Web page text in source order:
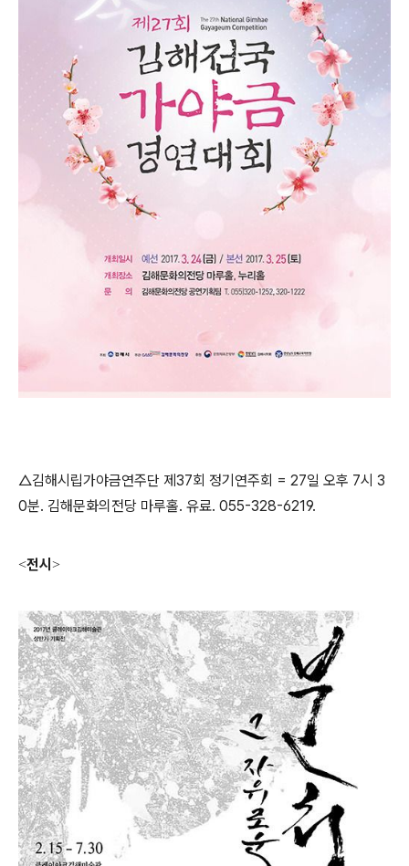
△김해시립가야금연주단 제37회 정기연주회 = 27일 오후 7시 3
0분. 김해문화의전당 마루홀. 유료. 055-328-6219.
<전시 >